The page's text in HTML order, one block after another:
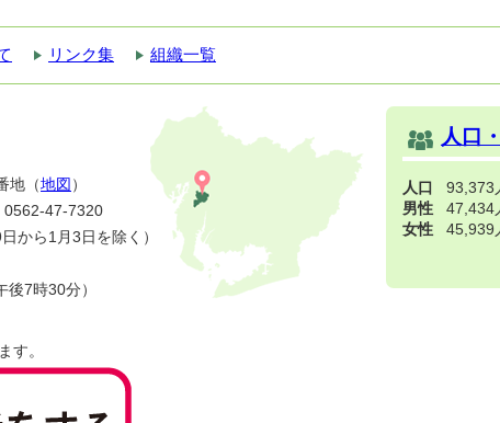
リンク集 組織一覧
地（地図 ）
47-7320
から1月3日を除く）
後7時30分）
す。
人口
人口
93,373
男性
47,434
女性
45,939